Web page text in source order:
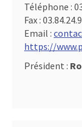
Téléphone :
Fax :
Email :
https://
Président :